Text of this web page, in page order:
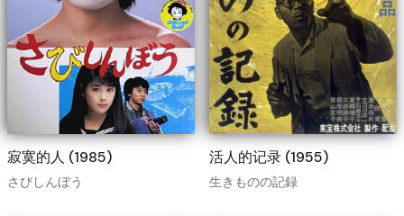
寂寞的人 (1985)
さびしんぼう
活人的记录 (1955)
生きものの記録